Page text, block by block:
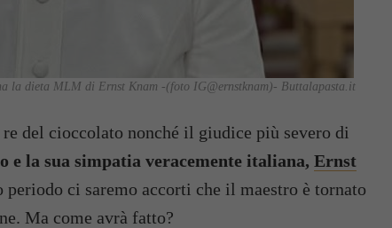
la dieta MLM di Ernst Knam -(foto IG@ernstknam)- Buttalapasta.it
del cioccolato nonché il giudice più severo di
e la sua simpatia veracemente italiana, Ernst
periodo ci saremo accorti che il maestro è tornato
Ma come avrà fatto?